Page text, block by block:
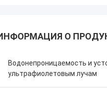
О
Водонепроницаемость и
ультрафиолетовым лучам